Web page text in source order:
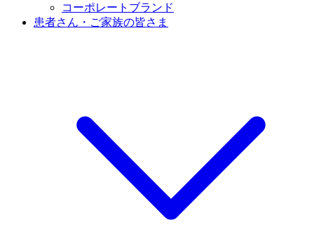
コーポレートブランド
患者さん・ご家族の皆さま